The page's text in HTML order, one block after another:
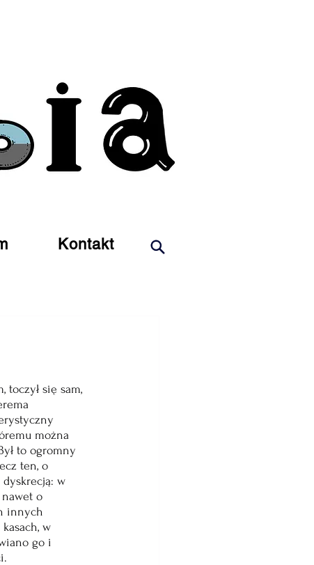
Kontakt
toczył się sam,
można
to ogromny
ten, o
w
nawet o
innych
w
go i